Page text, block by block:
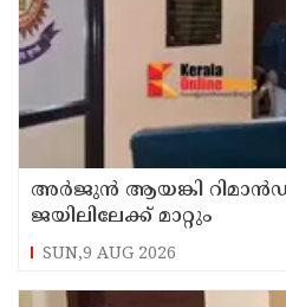
അര്‍ജുന്‍ ആയങ്കി
ജയിലിലേക്ക് മാറ്റും
SUN,9 AUG 2026